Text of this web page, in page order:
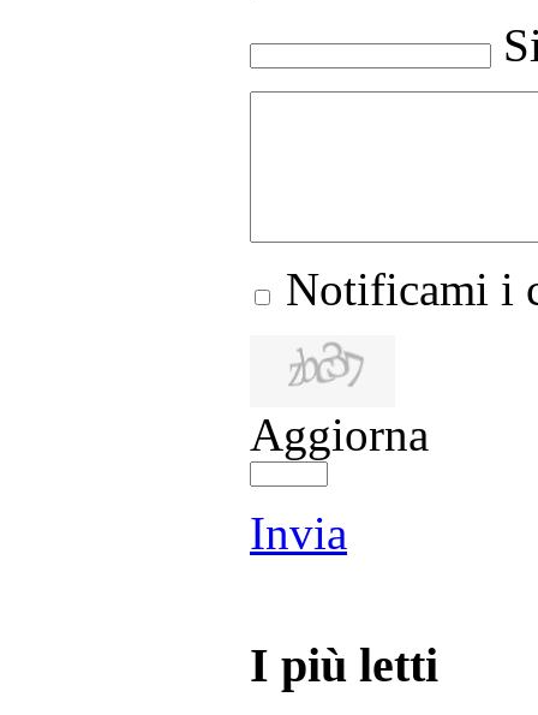
Notificami i
Aggiorna
Invia
I più letti